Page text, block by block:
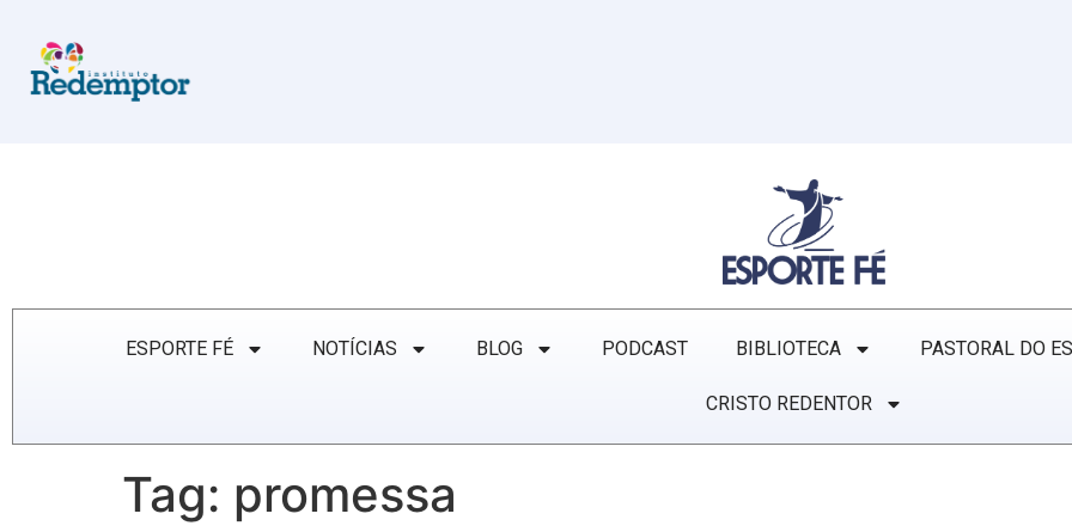
ESPORTE FÉ NOTÍCIAS BLOG PODCAST BIBLIOTECA PASTORAL DO
CRISTO REDENTOR
Tag: promessa